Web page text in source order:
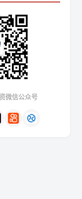
微信公众号